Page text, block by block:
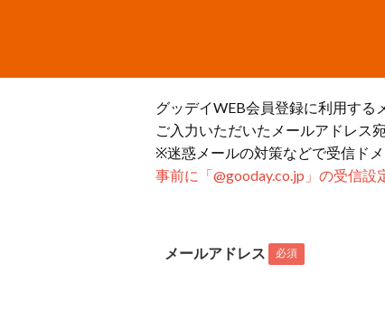
グッデイWEB会員登録に利用する
ご入力いただいたメールアドレス
※迷惑メールの対策などで受信ド
事前に「@gooday.co.jp」の受信設
メールアドレス 必須